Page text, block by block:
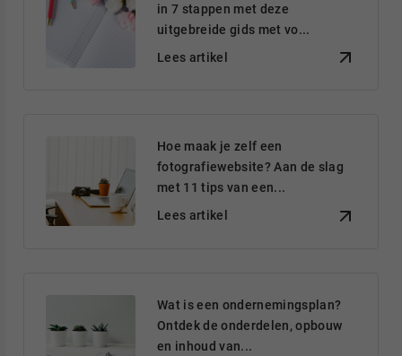
in 7 stappen met deze
uitgebreide gids met vo...
Lees artikel
Hoe maak je zelf een
fotografiewebsite? Aan de slag
met 11 tips van een...
Lees artikel
Wat is een ondernemingsplan?
Ontdek de onderdelen, opbouw
en inhoud van...